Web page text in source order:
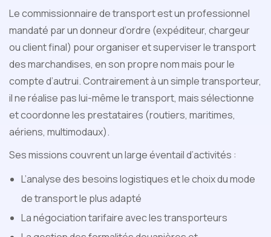
Le commissionnaire de transport est un professionnel
mandaté par un donneur d’ordre (expéditeur, chargeur
ou client final) pour organiser et superviser le transport
des marchandises, en son propre nom mais pour le
compte d’autrui. Contrairement à un simple transporteur,
il ne réalise pas lui-même le transport, mais sélectionne
et coordonne les prestataires (routiers, maritimes,
aériens, multimodaux).
Ses missions couvrent un large éventail d’activités :
L’analyse des besoins logistiques et le choix du mode
de transport le plus adapté
La négociation tarifaire avec les transporteurs